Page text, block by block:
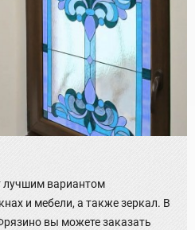
лучшим вариантом
и мебели, а также зеркал. В
вы можете заказать